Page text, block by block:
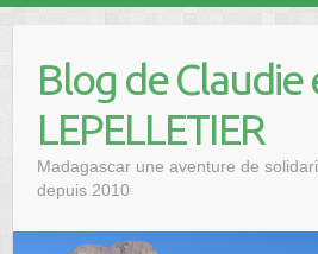
Blog de Claudie
LEPELLETIER
Madagascar une aventure de
depuis 2010